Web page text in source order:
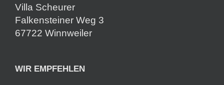
Villa Scheurer
Falkensteiner Weg 3
67722 Winnweiler
WIR EMPFEHLEN